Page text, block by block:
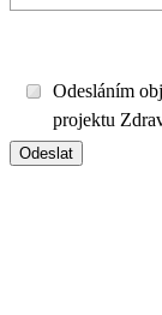
Odesláním
projektu